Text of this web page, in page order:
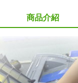
商品介紹